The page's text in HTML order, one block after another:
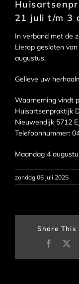
21 juli t/m 3
In verband met de
Lierop gesloten
augustus.
Gelieve uw
Waarneming vindt
Huisartsenpraktijk
Nieuwendijk 5712
Telefoonnummer:
Maandag 4
zondag 06 juli 2025
Share This
X